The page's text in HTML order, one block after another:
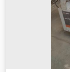
pressing - I
enkeltsidig